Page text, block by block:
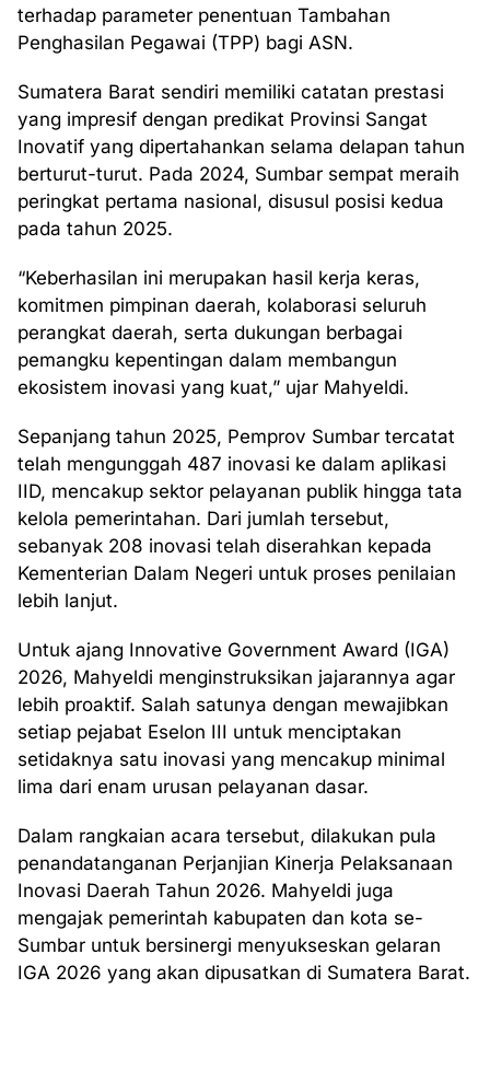
terhadap parameter penentuan Tambahan
Penghasilan Pegawai (TPP) bagi ASN.
Sumatera Barat sendiri memiliki catatan prestasi
yang impresif dengan predikat Provinsi Sangat
Inovatif yang dipertahankan selama delapan tahun
berturut-turut. Pada 2024, Sumbar sempat meraih
peringkat pertama nasional, disusul posisi kedua
pada tahun 2025.
“Keberhasilan ini merupakan hasil kerja keras,
komitmen pimpinan daerah, kolaborasi seluruh
perangkat daerah, serta dukungan berbagai
pemangku kepentingan dalam membangun
ekosistem inovasi yang kuat,” ujar Mahyeldi.
Sepanjang tahun 2025, Pemprov Sumbar tercatat
telah mengunggah 487 inovasi ke dalam aplikasi
IID, mencakup sektor pelayanan publik hingga tata
kelola pemerintahan. Dari jumlah tersebut,
sebanyak 208 inovasi telah diserahkan kepada
Kementerian Dalam Negeri untuk proses penilaian
lebih lanjut.
Untuk ajang Innovative Government Award (IGA)
2026, Mahyeldi menginstruksikan jajarannya agar
lebih proaktif. Salah satunya dengan mewajibkan
setiap pejabat Eselon III untuk menciptakan
setidaknya satu inovasi yang mencakup minimal
lima dari enam urusan pelayanan dasar.
Dalam rangkaian acara tersebut, dilakukan pula
penandatanganan Perjanjian Kinerja Pelaksanaan
Inovasi Daerah Tahun 2026. Mahyeldi juga
mengajak pemerintah kabupaten dan kota se-
Sumbar untuk bersinergi menyukseskan gelaran
IGA 2026 yang akan dipusatkan di Sumatera Barat.